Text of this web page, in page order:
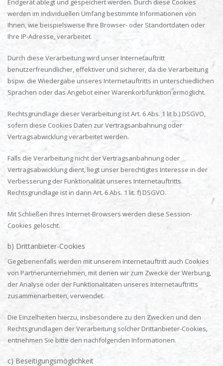
werden im individuellen Umfang bestimmte Informationen von
Ihnen, wie beispielsweise Ihre Browser- oder Standortdaten oder
Ihre IP-Adresse, verarbeitet.
Durch diese Verarbeitung wird unser Internetauftritt
benutzerfreundlicher, effektiver und sicherer, da die Verarbeitung
bspw. die Wiedergabe unseres Internetauftritts in unterschiedlichen
Sprachen oder das Angebot einer Warenkorbfunktion ermöglicht.
Rechtsgrundlage dieser Verarbeitung ist Art. 6 Abs. 1 lit b.) DSGVO,
sofern diese Cookies Daten zur Vertragsanbahnung oder
Vertragsabwicklung verarbeitet werden.
Falls die Verarbeitung nicht der Vertragsanbahnung oder
Vertragsabwicklung dient, liegt unser berechtigtes Interesse in der
Verbesserung der Funktionalität unseres Internetauftritts.
Rechtsgrundlage ist in dann Art. 6 Abs. 1 lit. f) DSGVO.
Mit Schließen Ihres Internet-Browsers werden diese Session-
Cookies gelöscht.
b) Drittanbieter-Cookies
Gegebenenfalls werden mit unserem Internetauftritt auch Cookies
von Partnerunternehmen, mit denen wir zum Zwecke der Werbung,
der Analyse oder der Funktionalitäten unseres Internetauftritts
zusammenarbeiten, verwendet.
Die Einzelheiten hierzu, insbesondere zu den Zwecken und den
Rechtsgrundlagen der Verarbeitung solcher Drittanbieter-Cookies,
entnehmen Sie bitte den nachfolgenden Informationen.
c) Beseitigungsmöglichkeit